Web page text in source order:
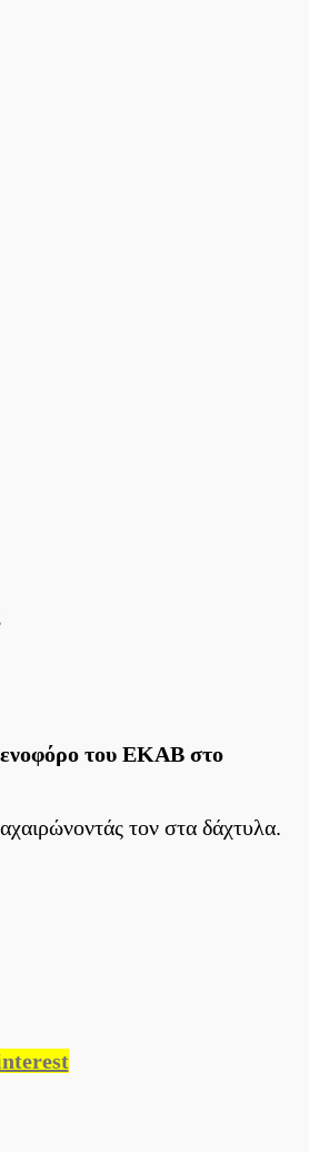
του ΕΚΑΒ στο
τον στα δάχτυλα.